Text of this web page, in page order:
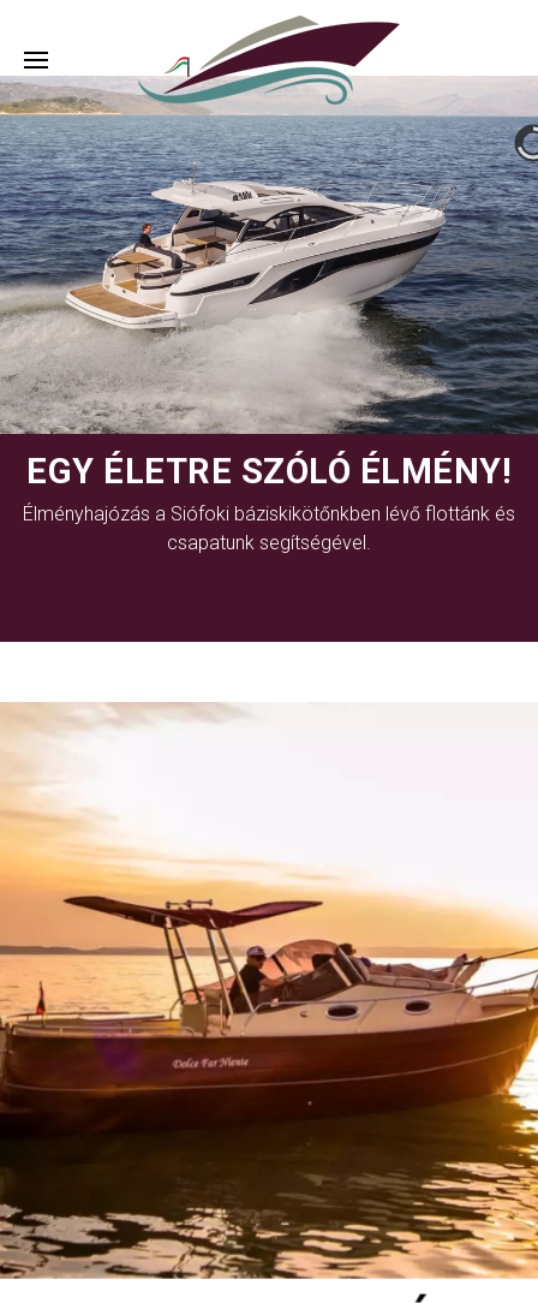
EGY ÉLETRE SZÓLÓ ÉLMÉNY!
Élményhajózás a Siófoki báziskikötőnkben lévő flottánk és
csapatunk segítségével.